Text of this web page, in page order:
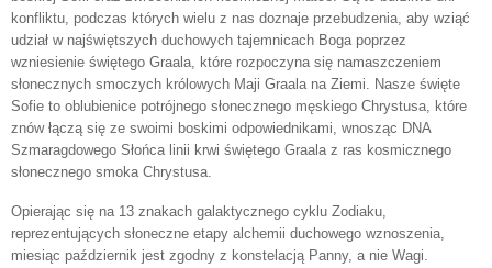
konfliktu, podczas których wielu z nas doznaje przebudzenia, aby wziąć
udział w najświętszych duchowych tajemnicach Boga poprzez
wzniesienie świętego Graala, które rozpoczyna się namaszczeniem
słonecznych smoczych królowych Maji Graala na Ziemi. Nasze święte
Sofie to oblubienice potrójnego słonecznego męskiego Chrystusa, które
znów łączą się ze swoimi boskimi odpowiednikami, wnosząc DNA
Szmaragdowego Słońca linii krwi świętego Graala z ras kosmicznego
słonecznego smoka Chrystusa.
Opierając się na 13 znakach galaktycznego cyklu Zodiaku,
reprezentujących słoneczne etapy alchemii duchowego wznoszenia,
miesiąc październik jest zgodny z konstelacją Panny, a nie Wagi.